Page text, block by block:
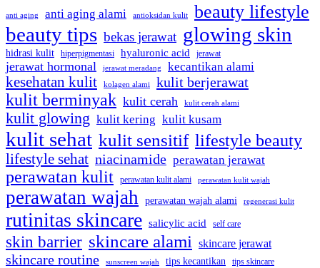
anti aging anti aging alami antioksidan kulit beauty lifestyle
beauty tips bekas jerawat glowing skin
hidrasi kulit hiperpigmentasi hyaluronic acid jerawat
jerawat hormonal jerawat meradang kecantikan alami
kesehatan kulit kolagen alami kulit berjerawat
kulit berminyak kulit cerah kulit cerah alami
kulit glowing kulit kering kulit kusam
kulit sehat kulit sensitif lifestyle beauty
lifestyle sehat niacinamide perawatan jerawat
perawatan kulit perawatan kulit alami perawatan kulit wajah
perawatan wajah perawatan wajah alami regenerasi kulit
rutinitas skincare salicylic acid self care
skin barrier skincare alami skincare jerawat
skincare routine sunscreen wajah tips kecantikan tips skincare